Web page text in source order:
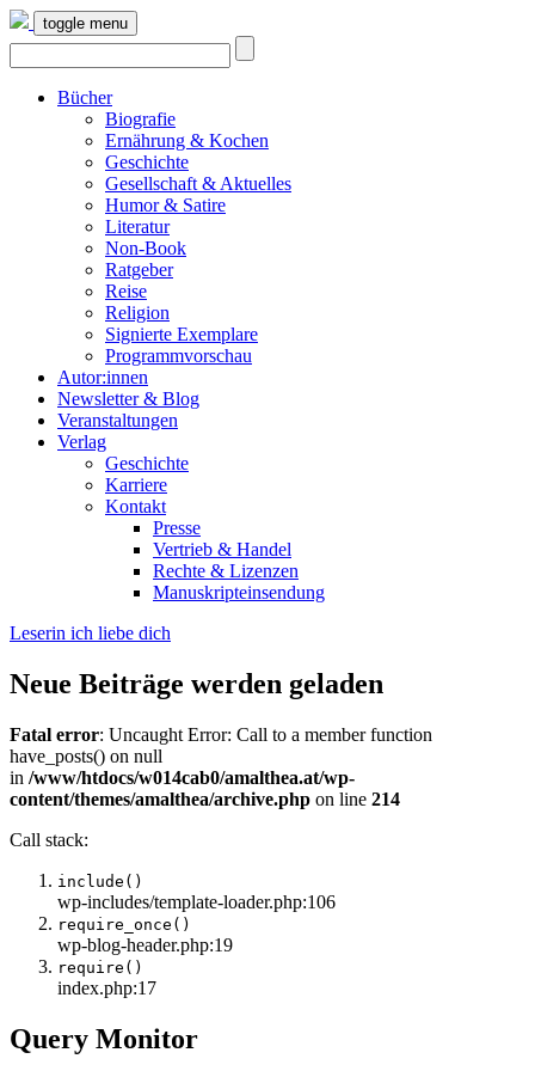
toggle menu
Bücher
Biografie
Ernährung & Kochen
Geschichte
Gesellschaft & Aktuelles
Humor & Satire
Literatur
Non-Book
Ratgeber
Reise
Religion
Signierte Exemplare
Programmvorschau
Autor:innen
Newsletter & Blog
Veranstaltungen
Verlag
Geschichte
Karriere
Kontakt
Presse
Vertrieb & Handel
Rechte & Lizenzen
Manuskripteinsendung
Leserin ich liebe dich
Neue Beiträge werden geladen
Fatal error: Uncaught Error: Call to a member function
have_posts() on null
in /www/htdocs/w014cab0/amalthea.at/wp-
content/themes/amalthea/archive.php on line 214
Call stack:
include()
wp-includes/template-loader.php:106
require_once()
wp-blog-header.php:19
require()
index.php:17
Query Monitor